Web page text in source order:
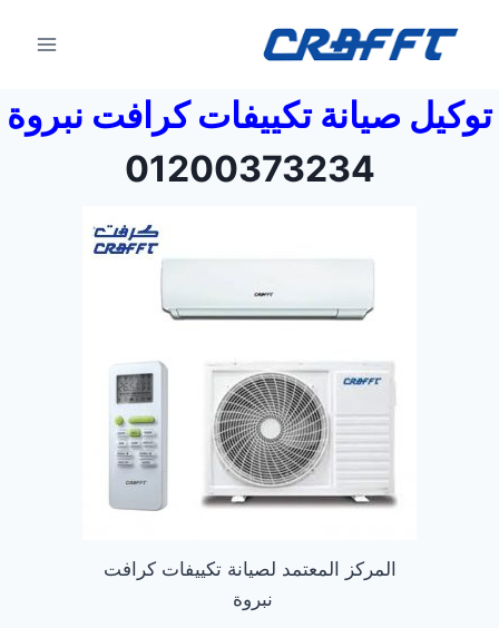
توكيل صيانة تكييفات كرافت نبروة
01200373234
المركز المعتمد لصيانة تكييفات كرافت
نبروة